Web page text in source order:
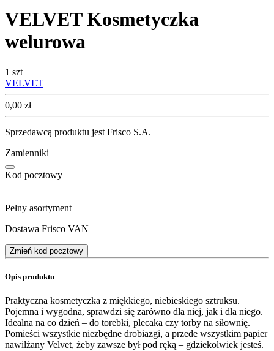
VELVET Kosmetyczka
welurowa
1 szt
VELVET
Cena
0,00 zł
Sprzedawcą produktu jest Frisco S.A.
Zamienniki
Kod pocztowy
Pełny asortyment
Dostawa Frisco VAN
Zmień kod pocztowy
Opis produktu
Praktyczna kosmetyczka z miękkiego, niebieskiego sztruksu.
Pojemna i wygodna, sprawdzi się zarówno dla niej, jak i dla niego.
Idealna na co dzień – do torebki, plecaka czy torby na siłownię.
Pomieści wszystkie niezbędne drobiazgi, a przede wszystkim papier
nawilżany Velvet, żeby zawsze był pod ręką – gdziekolwiek jesteś.